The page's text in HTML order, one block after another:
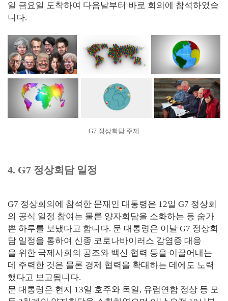
일 금요일 도착하여 다음날부터 바로 회의에 참석하였습
니다.
G7 정상회담 주제
4. G7 정상회담 일정
G7 정상회의에 참석한 문재인 대통령은 12일 G7 정상회
의 공식 일정 참여는 물론 양자회담을 소화하는 등 숨가
쁜 하루를 보냈다고 합니다. 문 대통령은 이날 G7 정상회
담 일정을 통하여 신종 코로나바이러스 감염증 대응
을 위한 국제사회의 공조와 백신 협력 등을 이끌어내는
데 주력한 것은 물론 경제 협력을 확대하는 데에도 노력
했다고 보고됩니다.
문 대통령은 현지 13일 호주와 독일, 유럽연합 정상 등 모